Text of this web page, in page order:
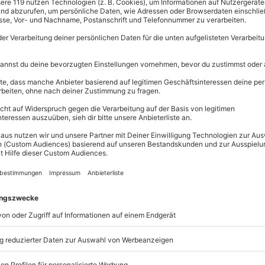
Große
maximale
Große
Erlebnisse.
Jeder
Maximale
für einen Dessert Kochkurs in
nur leckere Desserts,
kennen und stellt unter
Kreationen her. Dabei bekommt
der richtigen